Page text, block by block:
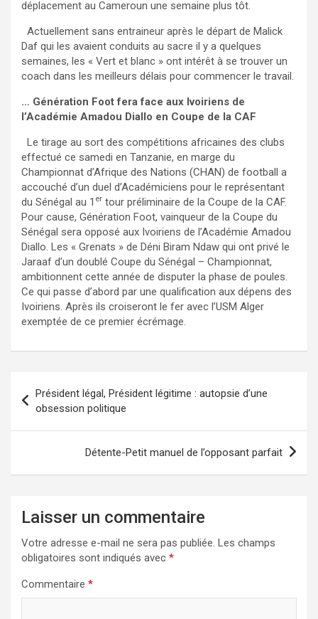
déplacement au Cameroun une semaine plus tôt.
Actuellement sans entraineur après le départ de Malick
Daf qui les avaient conduits au sacre il y a quelques
semaines, les « Vert et blanc » ont intérêt à se trouver un
coach dans les meilleurs délais pour commencer le travail.
… Génération Foot fera face aux Ivoiriens de
l’Académie Amadou Diallo en Coupe de la CAF
Le tirage au sort des compétitions africaines des clubs
effectué ce samedi en Tanzanie, en marge du
Championnat d’Afrique des Nations (CHAN) de football a
accouché d’un duel d’Académiciens pour le représentant
du Sénégal au 1 er tour préliminaire de la Coupe de la CAF.
Pour cause, Génération Foot, vainqueur de la Coupe du
Sénégal sera opposé aux Ivoiriens de l’Académie Amadou
Diallo. Les « Grenats » de Déni Biram Ndaw qui ont privé le
Jaraaf d’un doublé Coupe du Sénégal – Championnat,
ambitionnent cette année de disputer la phase de poules.
Ce qui passe d’abord par une qualification aux dépens des
Ivoiriens. Après ils croiseront le fer avec l’USM Alger
exemptée de ce premier écrémage.
de
l’article
Président légal, Président légitime : autopsie d’une
obsession politique
Détente-Petit manuel de l’opposant parfait
Laisser un commentaire
Votre adresse e-mail ne sera pas publiée. Les champs
obligatoires sont indiqués avec *
Commentaire *